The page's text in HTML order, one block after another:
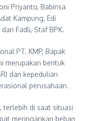
Priyanto, Babinsa
Kampung, Edi
Fadli, Staf BPK.
PT. KMP, Bapak
merupakan bentuk
dan kepedulian
perusahaan.
terlebih di saat situasi
meringankan beban